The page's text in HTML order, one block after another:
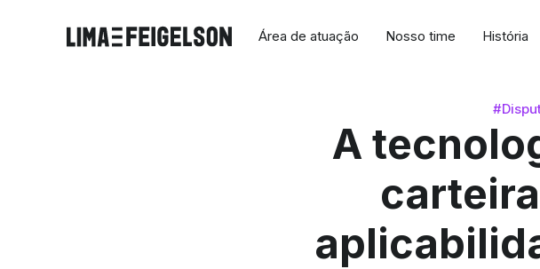
Área de atuação Nosso time História
A